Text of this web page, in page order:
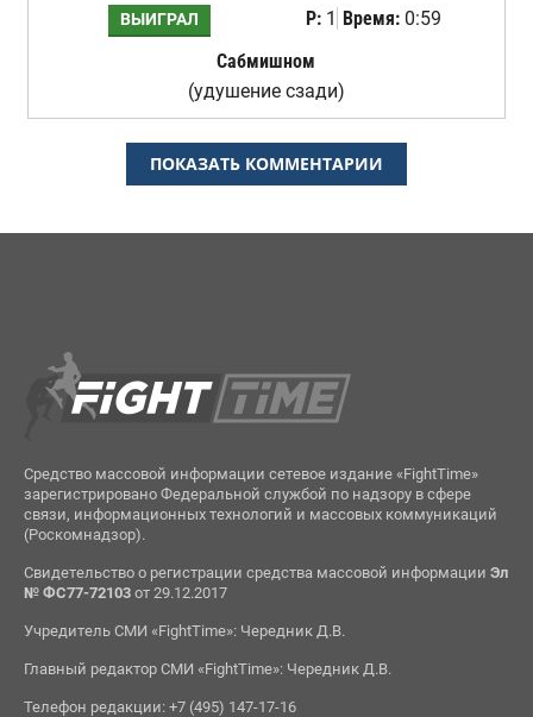
ВЫИГРАЛ Р:1 Время:0:59
Сабмишном
(удушение сзади)
ПОКАЗАТЬ КОММЕНТАРИИ
Средство массовой информации сетевое издание «FightTime»
зарегистрировано Федеральной службой по надзору в сфере
связи, информационных технологий и массовых коммуникаций
(Роскомнадзор).
Свидетельство о регистрации средства массовой информации Эл
№ ФС77-72103от 29.12.2017
Учредитель СМИ «FightTime»: Чередник Д.В.
Главный редактор СМИ «FightTime»: Чередник Д.В.
Телефон редакции: +7 (495) 147-17-16